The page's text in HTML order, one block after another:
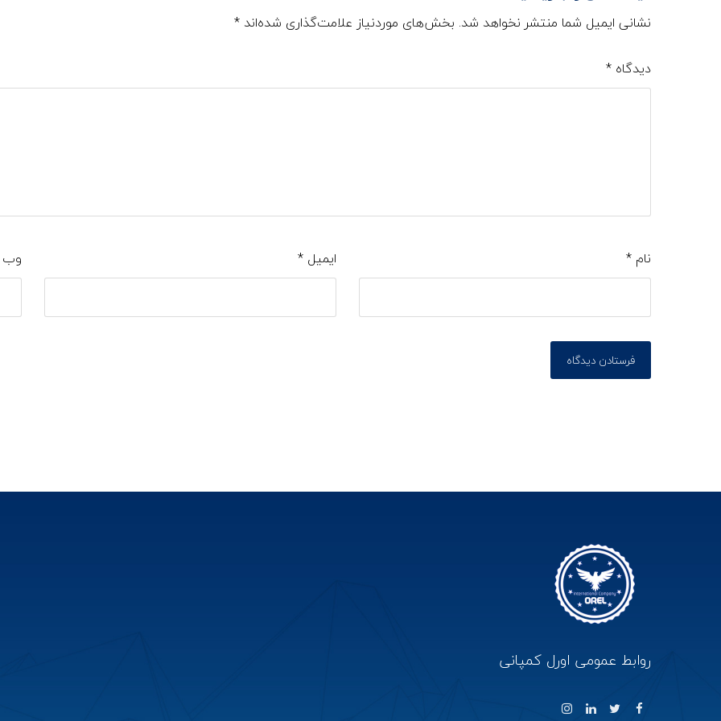
نشانی ایمیل شما منتشر نخواهد شد. بخش‌های موردنیاز علامت‌گذاری شده‌اند *
دیدگاه *
نام * ایمیل *
فرستادن دیدگاه
روابط عمومی اورل کمپانی